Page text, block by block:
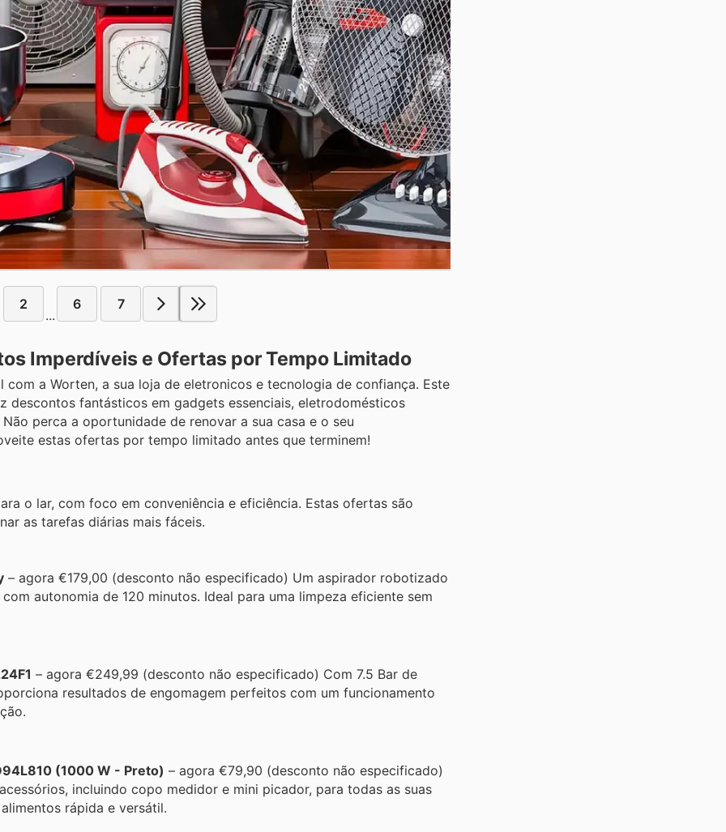
2
...
6 7
Imperdíveis e Ofertas por Tempo Limitado
a Worten, a sua loja de eletronicos e tecnologia de confiança. Este
fantásticos em gadgets essenciais, eletrodomésticos
perca a oportunidade de renovar a sua casa e o seu
estas ofertas por tempo limitado antes que terminem!
o lar, com foco em conveniência e eficiência. Estas ofertas são
as tarefas diárias mais fáceis.
– agora €179,00 (desconto não especificado) Um aspirador robotizado
autonomia de 120 minutos. Ideal para uma limpeza eficiente sem
– agora €249,99 (desconto não especificado) Com 7.5 Bar de
resultados de engomagem perfeitos com um funcionamento
(1000 W - Preto) – agora €79,90 (desconto não especificado)
incluindo copo medidor e mini picador, para todas as suas
rápida e versátil.